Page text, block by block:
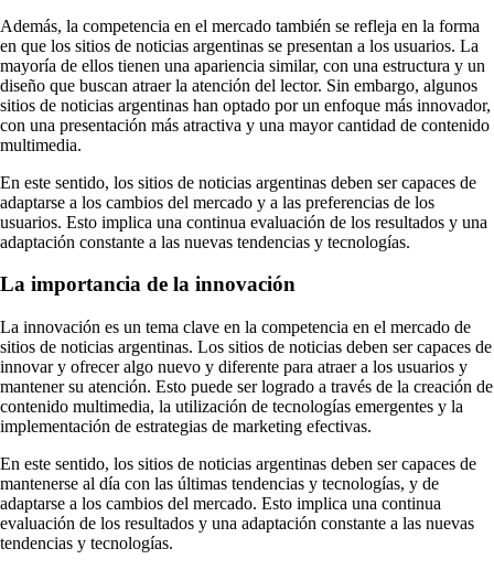
Además, la competencia en el mercado también se refleja en la forma
en que los sitios de noticias argentinas se presentan a los usuarios. La
mayoría de ellos tienen una apariencia similar, con una estructura y un
diseño que buscan atraer la atención del lector. Sin embargo, algunos
sitios de noticias argentinas han optado por un enfoque más innovador,
con una presentación más atractiva y una mayor cantidad de contenido
multimedia.
En este sentido, los sitios de noticias argentinas deben ser capaces de
adaptarse a los cambios del mercado y a las preferencias de los
usuarios. Esto implica una continua evaluación de los resultados y una
adaptación constante a las nuevas tendencias y tecnologías.
La importancia de la innovación
La innovación es un tema clave en la competencia en el mercado de
sitios de noticias argentinas. Los sitios de noticias deben ser capaces de
innovar y ofrecer algo nuevo y diferente para atraer a los usuarios y
mantener su atención. Esto puede ser logrado a través de la creación de
contenido multimedia, la utilización de tecnologías emergentes y la
implementación de estrategias de marketing efectivas.
En este sentido, los sitios de noticias argentinas deben ser capaces de
mantenerse al día con las últimas tendencias y tecnologías, y de
adaptarse a los cambios del mercado. Esto implica una continua
evaluación de los resultados y una adaptación constante a las nuevas
tendencias y tecnologías.